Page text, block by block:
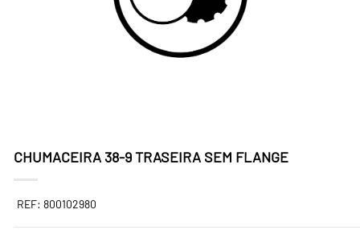
CHUMACEIRA 38-9 TRASEIRA SEM FLANGE
REF: 800102980